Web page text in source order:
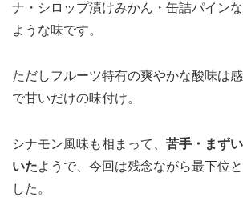
ナ・シロップ漬けみかん・缶詰パイン
ような味です。
ただしフルーツ特有の爽やかな酸味は
で甘いだけの味付け。
シナモン風味も相まって、 苦手・まず
いたようで、今回は残念ながら最下位
した。